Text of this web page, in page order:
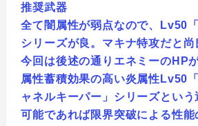
推奨武器
全て闇属性が弱点なので、Lv50
シリーズが良。マキナ特攻だと尚
今回は後述の通りエネミーのHP
属性蓄積効果の高い炎属性Lv50
ャネルキーパー」シリーズという
可能であれば限界突破による性能